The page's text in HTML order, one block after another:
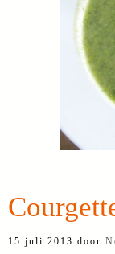
15 juli 2013 door